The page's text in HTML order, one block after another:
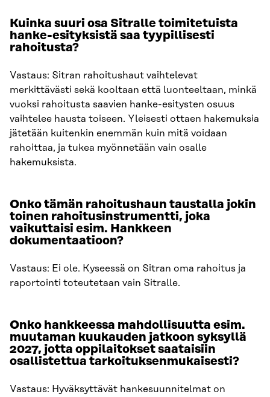
Kuinka suuri osa Sitralle toimitetuista
hanke-esityksistä saa tyypillisesti
rahoitusta?
Vastaus: Sitran rahoitushaut vaihtelevat
merkittävästi sekä kooltaan että luonteeltaan, minkä
vuoksi rahoitusta saavien hanke-esitysten osuus
vaihtelee hausta toiseen. Yleisesti ottaen hakemuksia
jätetään kuitenkin enemmän kuin mitä voidaan
rahoittaa, ja tukea myönnetään vain osalle
hakemuksista.
Onko tämän rahoitushaun taustalla jokin
toinen rahoitusinstrumentti, joka
vaikuttaisi esim. Hankkeen
dokumentaatioon?
Vastaus: Ei ole. Kyseessä on Sitran oma rahoitus ja
raportointi toteutetaan vain Sitralle.
Onko hankkeessa mahdollisuutta esim.
muutaman kuukauden jatkoon syksyllä
2027, jotta oppilaitokset saataisiin
osallistettua tarkoituksenmukaisesti?
Vastaus: Hyväksyttävät hankesuunnitelmat on